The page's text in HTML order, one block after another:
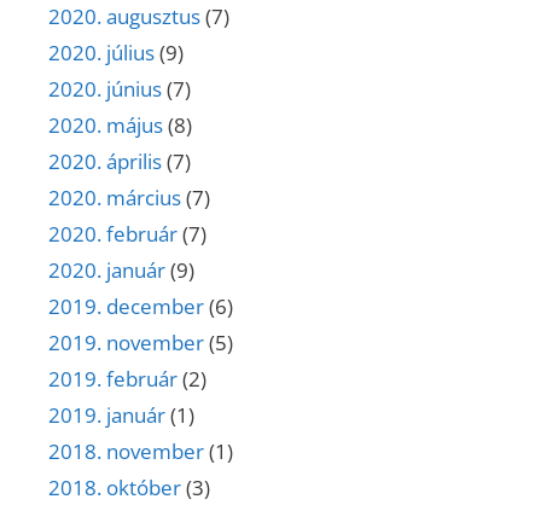
2020. augusztus(7)
2020. július(9)
2020. június(7)
2020. május(8)
2020. április(7)
2020. március(7)
2020. február(7)
2020. január(9)
2019. december(6)
2019. november(5)
2019. február(2)
2019. január(1)
2018. november(1)
2018. október(3)